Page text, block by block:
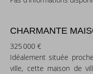
CHARMANTE
325 000 €
Idéalement située
ville, cette maison de